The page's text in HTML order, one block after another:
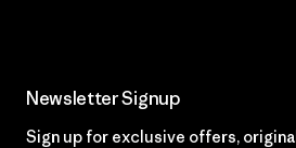
Newsletter Signup
Sign up for exclusive offers,